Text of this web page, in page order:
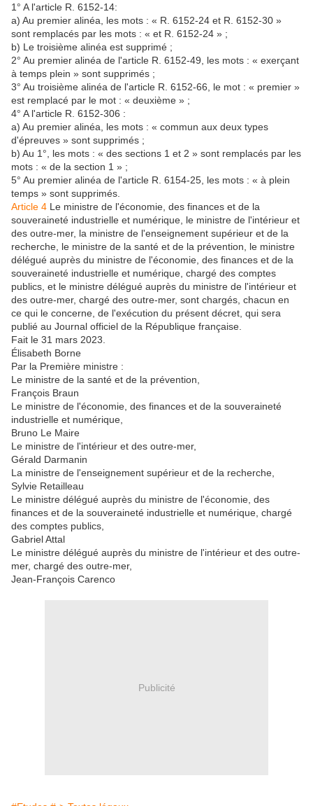
1° A l'article R. 6152-14:
a) Au premier alinéa, les mots : « R. 6152-24 et R. 6152-30 »
sont remplacés par les mots : « et R. 6152-24 » ;
b) Le troisième alinéa est supprimé ;
2° Au premier alinéa de l'article R. 6152-49, les mots : « exerçant
à temps plein » sont supprimés ;
3° Au troisième alinéa de l'article R. 6152-66, le mot : « premier »
est remplacé par le mot : « deuxième » ;
4° A l'article R. 6152-306 :
a) Au premier alinéa, les mots : « commun aux deux types
d'épreuves » sont supprimés ;
b) Au 1°, les mots : « des sections 1 et 2 » sont remplacés par les
mots : « de la section 1 » ;
5° Au premier alinéa de l'article R. 6154-25, les mots : « à plein
temps » sont supprimés.
Article 4 Le ministre de l'économie, des finances et de la
souveraineté industrielle et numérique, le ministre de l'intérieur et
des outre-mer, la ministre de l'enseignement supérieur et de la
recherche, le ministre de la santé et de la prévention, le ministre
délégué auprès du ministre de l'économie, des finances et de la
souveraineté industrielle et numérique, chargé des comptes
publics, et le ministre délégué auprès du ministre de l'intérieur et
des outre-mer, chargé des outre-mer, sont chargés, chacun en
ce qui le concerne, de l'exécution du présent décret, qui sera
publié au Journal officiel de la République française.
Fait le 31 mars 2023.
Élisabeth Borne
Par la Première ministre :
Le ministre de la santé et de la prévention,
François Braun
Le ministre de l'économie, des finances et de la souveraineté
industrielle et numérique,
Bruno Le Maire
Le ministre de l'intérieur et des outre-mer,
Gérald Darmanin
La ministre de l'enseignement supérieur et de la recherche,
Sylvie Retailleau
Le ministre délégué auprès du ministre de l'économie, des
finances et de la souveraineté industrielle et numérique, chargé
des comptes publics,
Gabriel Attal
Le ministre délégué auprès du ministre de l'intérieur et des outre-
mer, chargé des outre-mer,
Jean-François Carenco
Publicité